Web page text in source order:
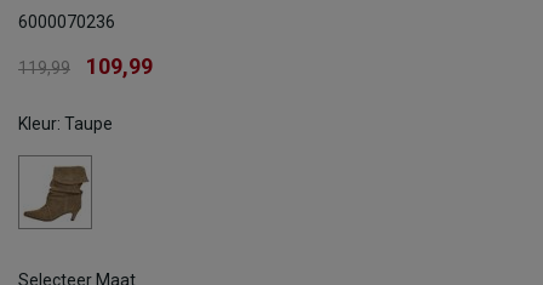
6000070236
119,99 109,99
Kleur: Taupe
Selecteer Maat